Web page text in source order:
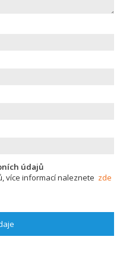
údajů
více informací naleznete zde